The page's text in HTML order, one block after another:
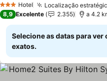
3 EstrelasHotel Localização
8,9 Excelente 2.355 a 4.2
Selecione as datas para ver
exatos.